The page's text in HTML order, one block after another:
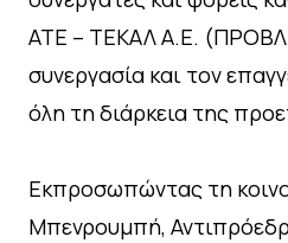
ΑΤΕ – ΤΕΚΑΛ Α.Ε.
συνεργασία και τον
όλη τη διάρκεια της
Εκπροσωπώντας τη
Μπενρουμπή,